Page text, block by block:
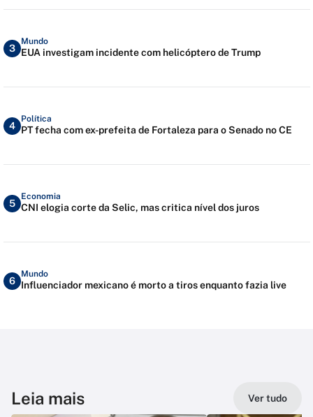
3
Mundo
EUA investigam incidente com helicóptero de Trump
4
Política
PT fecha com ex-prefeita de Fortaleza para o Senado no CE
5
Economia
CNI elogia corte da Selic, mas critica nível dos juros
6
Mundo
Influenciador mexicano é morto a tiros enquanto fazia live
Leia mais Ver tudo